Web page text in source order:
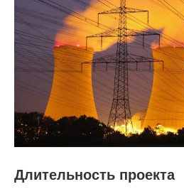
Длительность проекта